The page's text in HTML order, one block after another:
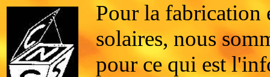
Pour la fabrication
solaires, nous
pour ce qui est